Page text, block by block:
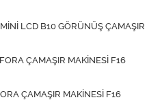
LCD B10 GÖRÜNÜŞ ÇAMAŞIR
ÇAMAŞIR MAKİNESİ F16
ÇAMAŞIR MAKİNESİ F16